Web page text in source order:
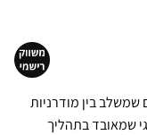
שמשלב בין מודרניות
עשוי 100% עור אקולוגי שמאובד בתהליך